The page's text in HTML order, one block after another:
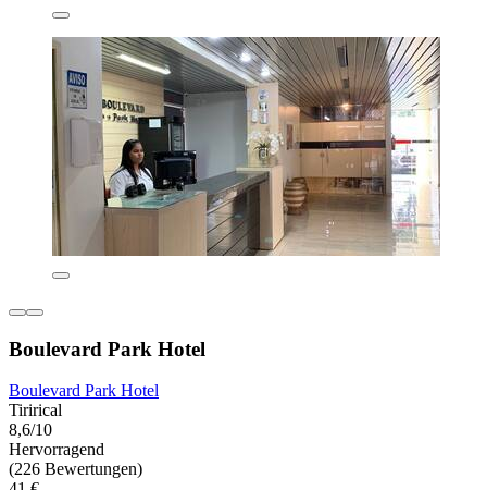
Boulevard Park Hotel
Boulevard Park Hotel
Tirirical
8,6/10
Hervorragend
(226 Bewertungen)